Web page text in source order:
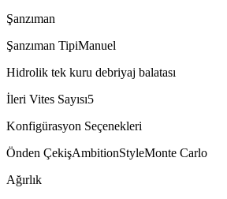
Şanzıman
Şanzıman TipiManuel
Hidrolik tek kuru debriyaj balatası
İleri Vites Sayısı5
Konfigürasyon Seçenekleri
Önden ÇekişAmbitionStyleMonte Carlo
Ağırlık